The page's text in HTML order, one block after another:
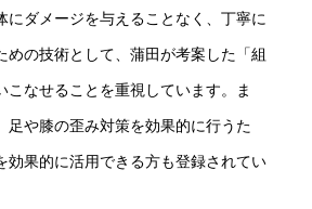
にダメージを与えることなく、丁寧に
めの技術として、蒲田が考案した「組
こなせることを重視しています。ま
足や膝の歪み対策を効果的に行うた
効果的に活用できる方も登録されてい